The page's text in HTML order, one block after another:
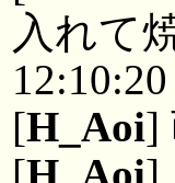
入れて
[H_Aoi]
[H_Aoi]